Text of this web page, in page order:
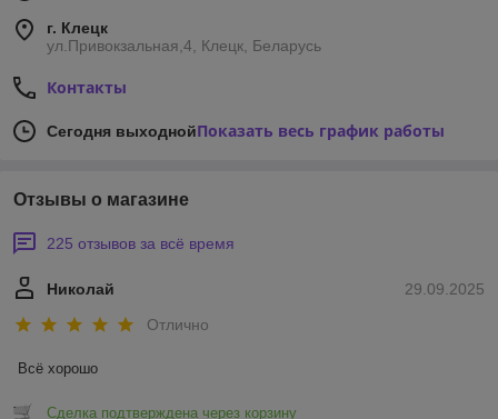
г. Клецк
ул.Привокзальная,4, Клецк, Беларусь
Контакты
Сегодня выходнойПоказать весь график работы
Отзывы о магазине
225 отзывов за всё время
29.09.2025
Николай
Отлично
Всё хорошо
Сделка подтверждена через корзину